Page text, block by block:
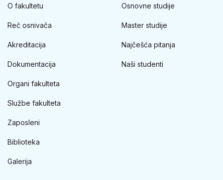
O fakultetu
Reč osnivača
Akreditacija
Dokumentacija
Organi fakulteta
Službe fakulteta
Zaposleni
Biblioteka
Galerija
Osnovne studije
Master studije
Najčešća pitanja
Naši studenti